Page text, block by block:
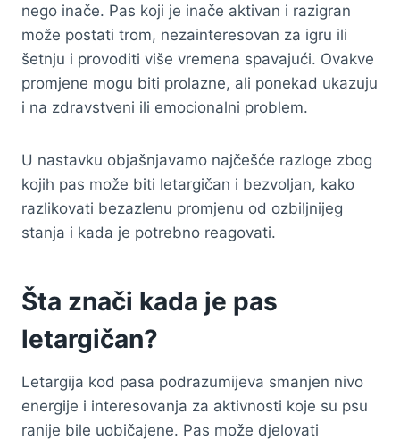
nego inače. Pas koji je inače aktivan i razigran
može postati trom, nezainteresovan za igru ili
šetnju i provoditi više vremena spavajući. Ovakve
promjene mogu biti prolazne, ali ponekad ukazuju
i na zdravstveni ili emocionalni problem.
U nastavku objašnjavamo najčešće razloge zbog
kojih pas može biti letargičan i bezvoljan, kako
razlikovati bezazlenu promjenu od ozbiljnijeg
stanja i kada je potrebno reagovati.
Šta znači kada je pas
letargičan?
Letargija kod pasa podrazumijeva smanjen nivo
energije i interesovanja za aktivnosti koje su psu
ranije bile uobičajene. Pas može djelovati